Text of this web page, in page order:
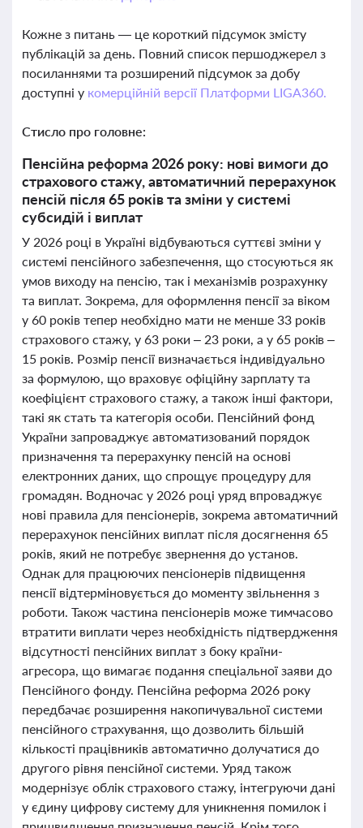
Кожне з питань — це короткий підсумок змісту
публікацій за день. Повний список першоджерел з
посиланнями та розширений підсумок за добу
доступні у комерційній версії Платформи LIGA360.
Стисло про головне:
Пенсійна реформа 2026 року: нові вимоги до
страхового стажу, автоматичний перерахунок
пенсій після 65 років та зміни у системі
субсидій і виплат
У 2026 році в Україні відбуваються суттєві зміни у
системі пенсійного забезпечення, що стосуються як
умов виходу на пенсію, так і механізмів розрахунку
та виплат. Зокрема, для оформлення пенсії за віком
у 60 років тепер необхідно мати не менше 33 років
страхового стажу, у 63 роки – 23 роки, а у 65 років –
15 років. Розмір пенсії визначається індивідуально
за формулою, що враховує офіційну зарплату та
коефіцієнт страхового стажу, а також інші фактори,
такі як стать та категорія особи. Пенсійний фонд
України запроваджує автоматизований порядок
призначення та перерахунку пенсій на основі
електронних даних, що спрощує процедуру для
громадян. Водночас у 2026 році уряд впроваджує
нові правила для пенсіонерів, зокрема автоматичний
перерахунок пенсійних виплат після досягнення 65
років, який не потребує звернення до установ.
Однак для працюючих пенсіонерів підвищення
пенсії відтерміновується до моменту звільнення з
роботи. Також частина пенсіонерів може тимчасово
втратити виплати через необхідність підтвердження
відсутності пенсійних виплат з боку країни-
агресора, що вимагає подання спеціальної заяви до
Пенсійного фонду. Пенсійна реформа 2026 року
передбачає розширення накопичувальної системи
пенсійного страхування, що дозволить більшій
кількості працівників автоматично долучатися до
другого рівня пенсійної системи. Уряд також
модернізує облік страхового стажу, інтегруючи дані
у єдину цифрову систему для уникнення помилок і